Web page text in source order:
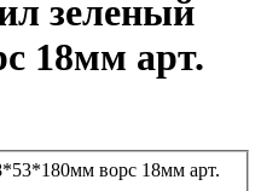
зеленый
18мм арт.